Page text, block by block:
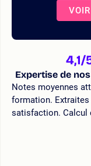
4,1/
Expertise de
Notes moyennes
formation.
satisfaction. Calcul